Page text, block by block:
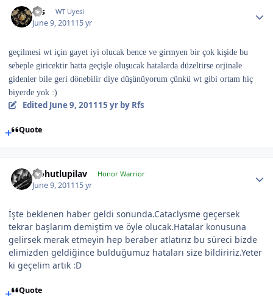
Rfs WT Uyesi
June 9, 201115 yr
geçilmesi wt için gayet iyi olucak bence ve girmyen bir çok kişide bu
sebeple giricektir hatta geçişle oluşucak hatalarda düzeltirse orjinale
gidenler bile geri dönebilir diye düşünüyorum çünkü wt gibi ortam hiç
biyerde yok :)
Edited June 9, 201115 yrby Rfs
Quote
Nohutlupilav Honor Warrior
June 9, 201115 yr
İşte beklenen haber geldi sonunda.Cataclysme geçersek
tekrar başlarım demiştim ve öyle olucak.Hatalar konusuna
gelirsek merak etmeyin hep beraber atlatırız bu süreci bizde
elimizden geldiğince bulduğumuz hataları size bildiririz.Yeter
ki geçelim artık :D
Quote